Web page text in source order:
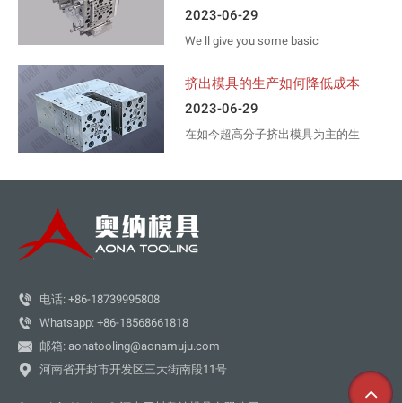
2023-06-29
We ll give you some basic
doors and windows. First of all
you need to decide what type of
material you ll use. Pvc, aliminum,
wood..
挤出模具的生产如何降低成本
2023-06-29
在如今超高分子挤出模具为主的生
简单的讲解，如何掌握工艺的要
素。提高产品的质量，然后还能节
约生产成本。
 电话: +86-18739995808
 Whatsapp: +86-18568661818
 邮箱: aonatooling@aonamuju.com
 河南省开封市开发区三大街南段11号